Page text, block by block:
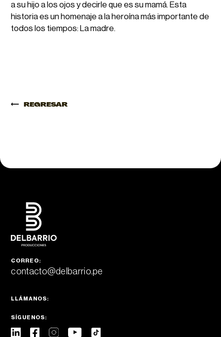
a su hijo a los ojos y decirle que es su mamá. Esta
historia es un homenaje a la heroína más importante de
todos los tiempos: La madre.
REGRESAR
CORREO:
contacto@delbarrio.pe
LLÁMANOS:
SÍGUENOS: